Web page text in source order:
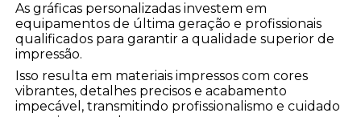
As gráficas personalizadas investem em
equipamentos de última geração e profissionais
qualificados para garantir a qualidade superior de
impressão.
Isso resulta em materiais impressos com cores
vibrantes, detalhes precisos e acabamento
impecável, transmitindo profissionalismo e cuidado